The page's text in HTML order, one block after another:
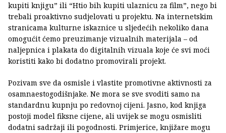
kupiti knjigu” ili “Htio bih kupiti ulaznicu za film”, nego bi
trebali proaktivno sudjelovati u projektu. Na internetskim
stranicama kulturne iskaznice u sljedećih nekoliko dana
omogućit ćemo preuzimanje vizualnih materijala – od
naljepnica i plakata do digitalnih vizuala koje će svi moći
koristiti kako bi dodatno promovirali projekt.
Pozivam sve da osmisle i vlastite promotivne aktivnosti za
osamnaestogodišnjake. Ne mora se sve svoditi samo na
standardnu kupnju po redovnoj cijeni. Jasno, kod knjiga
postoji model fiksne cijene, ali uvijek se mogu osmisliti
dodatni sadržaji ili pogodnosti. Primjerice, knjižare mogu